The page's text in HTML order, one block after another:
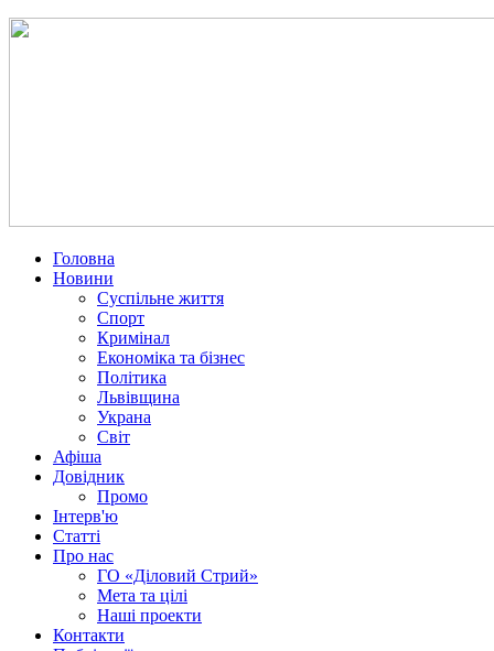
Головна
Новини
Суспільне життя
Спорт
Кримінал
Економіка та бізнес
Політика
Львівщина
Украна
Світ
Афіша
Довідник
Промо
Інтерв'ю
Статті
Про нас
ГО «Діловий Стрий»
Мета та цілі
Наші проекти
Контакти